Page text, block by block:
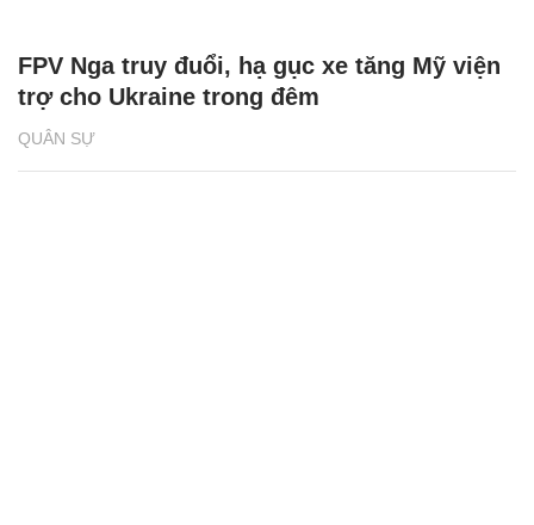
QUÂN SỰ
FPV Nga truy đuổi, hạ gục xe tăng Mỹ viện
trợ cho Ukraine trong đêm